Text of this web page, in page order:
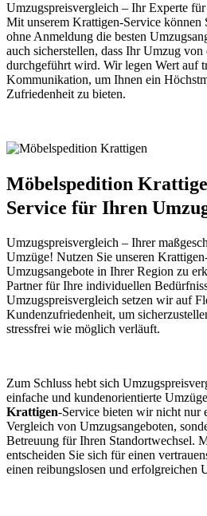
Umzugspreisvergleich – Ihr Experte
Mit unserem Krattigen-Service können
ohne Anmeldung die besten
auch sicherstellen, dass Ihr Umzug von
durchgeführt wird. Wir legen Wert auf
Kommunikation, um Ihnen ein
Zufriedenheit zu bieten.
Möbelspedition
Service für Ihren
Umzugspreisvergleich – Ihrer
Umzüge! Nutzen Sie unseren
Umzugsangebote in Ihrer Region zu
Partner für Ihre individuellen
Umzugspreisvergleich setzen wir auf
Kundenzufriedenheit, um
stressfrei wie möglich verläuft.
Zum Schluss hebt sich
einfache und kundenorientierte
Krattigen-Service bieten wir nicht nur
Vergleich von Umzugsangeboten,
Betreuung für Ihren Standortwechsel.
entscheiden Sie sich für einen
einen reibungslosen und erfolgreichen